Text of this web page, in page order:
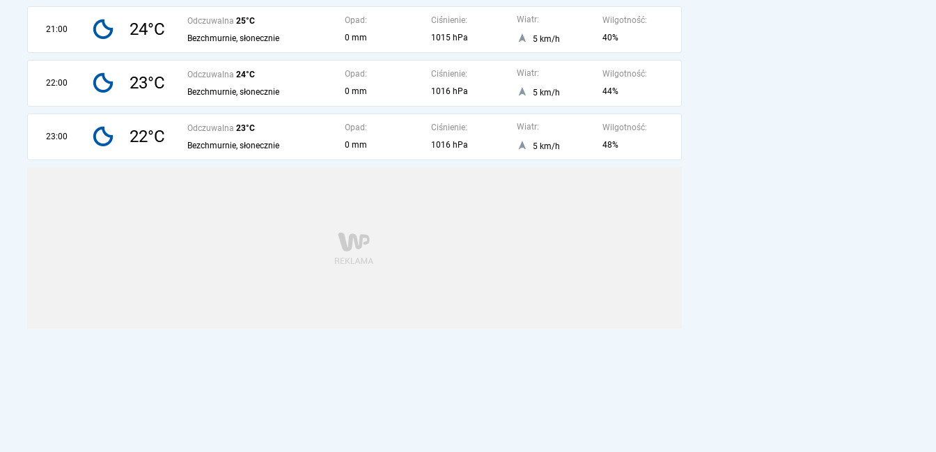
21:00 24°C Odczuwalna 25°C
Bezchmurnie, słonecznie
Opad:
0 mm
Ciśnienie:
1015 hPa
Wiatr:
5 km/h
Wilgotność:
40%
22:00 23°C Odczuwalna 24°C
Bezchmurnie, słonecznie
Opad:
0 mm
Ciśnienie:
1016 hPa
Wiatr:
5 km/h
Wilgotność:
44%
23:00 22°C Odczuwalna 23°C
Bezchmurnie, słonecznie
Opad:
0 mm
Ciśnienie:
1016 hPa
Wiatr:
5 km/h
Wilgotność:
48%